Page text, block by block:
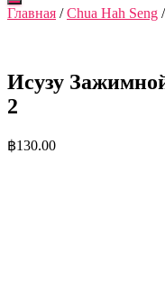
Переключить
навигацию
Главная /Chua Hah Seng
Исузу
2
฿130.00